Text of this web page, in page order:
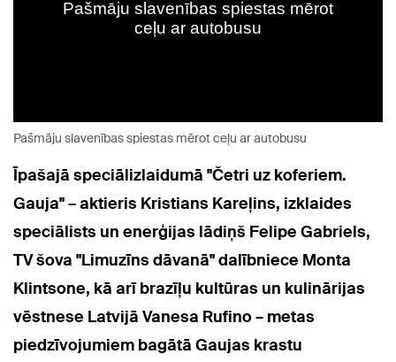
Pašmāju slavenības spiestas mērot ceļu ar autobusu
Īpašajā speciālizlaidumā "Četri uz koferiem.
Gauja" –aktieris Kristians Kareļins, izklaides
speciālists un enerģijas lādiņš Felipe Gabriels,
TV šova "Limuzīns dāvanā" dalībniece Monta
Klintsone, kā arī brazīļu kultūras un kulinārijas
vēstnese Latvijā Vanesa Rufino – metas
piedzīvojumiem bagātā Gaujas krastu